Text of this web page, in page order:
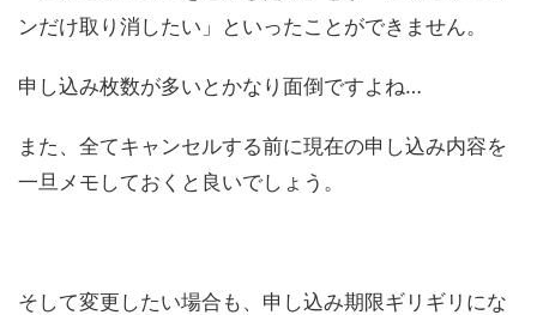
ンだけ取り消したい」といったことができません。
申し込み枚数が多いとかなり面倒ですよね…
また、全てキャンセルする前に現在の申し込み内容を
一旦メモしておくと良いでしょう。
そして変更したい場合も、申し込み期限ギリギリにな